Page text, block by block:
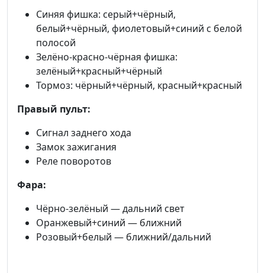
Синяя фишка: серый+чёрный,
белый+чёрный, фиолетовый+синий с белой
полосой
Зелёно-красно-чёрная фишка:
зелёный+красный+чёрный
Тормоз: чёрный+чёрный, красный+красный
Правый пульт:
Сигнал заднего хода
Замок зажигания
Реле поворотов
Фара:
Чёрно-зелёный — дальний свет
Оранжевый+синий — ближний
Розовый+белый — ближний/дальний